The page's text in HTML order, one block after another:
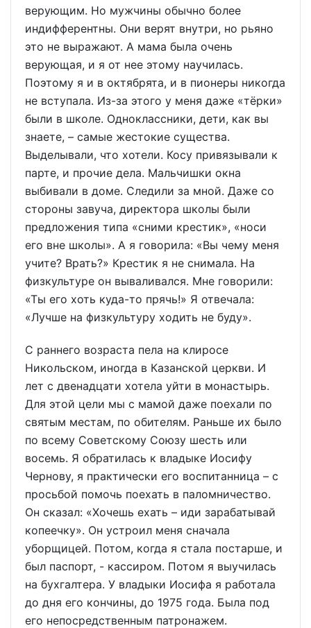
верующим. Но мужчины обычно более
индифферентны. Они верят внутри, но рьяно
это не выражают. А мама была очень
верующая, и я от нее этому научилась.
Поэтому я и в октябрята, и в пионеры никогда
не вступала. Из-за этого у меня даже «тёрки»
были в школе. Одноклассники, дети, как вы
знаете, – самые жестокие существа.
Выделывали, что хотели. Косу привязывали к
парте, и прочие дела. Мальчишки окна
выбивали в доме. Следили за мной. Даже со
стороны завуча, директора школы были
предложения типа «сними крестик», «носи
его вне школы». А я говорила: «Вы чему меня
учите? Врать?» Крестик я не снимала. На
физкультуре он вываливался. Мне говорили:
«Ты его хоть куда-то прячь!» Я отвечала:
«Лучше на физкультуру ходить не буду».
С раннего возраста пела на клиросе
Никольском, иногда в Казанской церкви. И
лет с двенадцати хотела уйти в монастырь.
Для этой цели мы с мамой даже поехали по
святым местам, по обителям. Раньше их было
по всему Советскому Союзу шесть или
восемь. Я обратилась к владыке Иосифу
Чернову, я практически его воспитанница – с
просьбой помочь поехать в паломничество.
Он сказал: «Хочешь ехать – иди зарабатывай
копеечку». Он устроил меня сначала
уборщицей. Потом, когда я стала постарше, и
был паспорт, - кассиром. Потом я выучилась
на бухгалтера. У владыки Иосифа я работала
до дня его кончины, до 1975 года. Была под
его непосредственным патронажем.